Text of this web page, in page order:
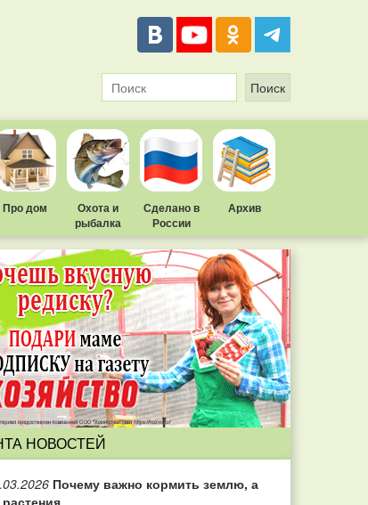
Про дом
Охота и
рыбалка
Сделано в
России
Архив
НОВОСТЕЙ
Почему важно кормить землю, а
растения